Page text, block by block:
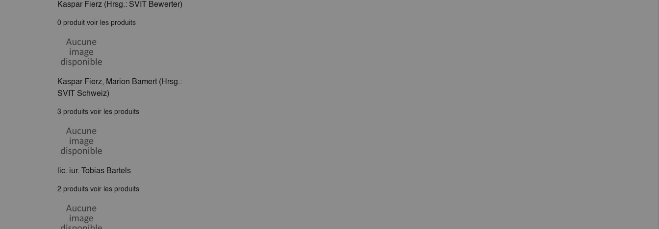
Kaspar Fierz (Hrsg.: SVIT Bewerter)
0 produit voir les produits
Kaspar Fierz, Marion Bamert (Hrsg.:
SVIT Schweiz)
3 produits voir les produits
lic. iur. Tobias Bartels
2 produits voir les produits